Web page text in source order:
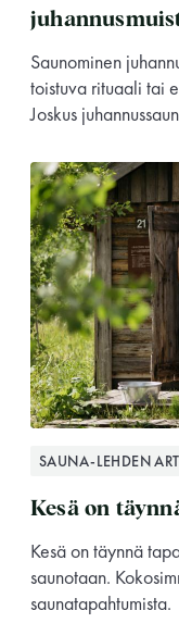
Saunominen
toistuva rituaali tai
Joskus
SAUNA-LEHDEN
Kesä on
Kesä on täynnä
saunotaan.
saunatapahtumista.